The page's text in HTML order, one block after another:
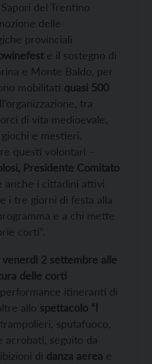
del Trentino
delle
provinciali
e il sostegno di
e Monte Baldo, per
mobilitati quasi 500
tra
di vita medioevale,
e mestieri.
questi volontari –
Presidente Comitato
anche i cittadini attivi
i tre giorni di festa alla
e a chi mette
corti”.
venerdì 2 settembre alle
delle corti
itineranti di
allo spettacolo “I
trampolieri, sputafuoco,
acrobati, seguito da
di danza aerea e